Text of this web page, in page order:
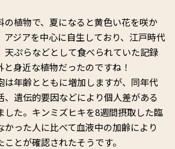
の植物で、夏になると黄色い花を咲か
アジアを中心に自生しており、江戸時代
天ぷらなどとして食べられていた記録
身近な植物だったのですね！
は年齢とともに増加しますが、同年代
、遺伝的要因などにより個人差がある
した。キンミズヒキを8週間摂取した臨
かった人に比べて血液中の加齢により
とが確認されたそうです。